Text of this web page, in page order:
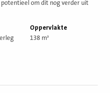
om dit nog verder uit
Oppervlakte
138 m²